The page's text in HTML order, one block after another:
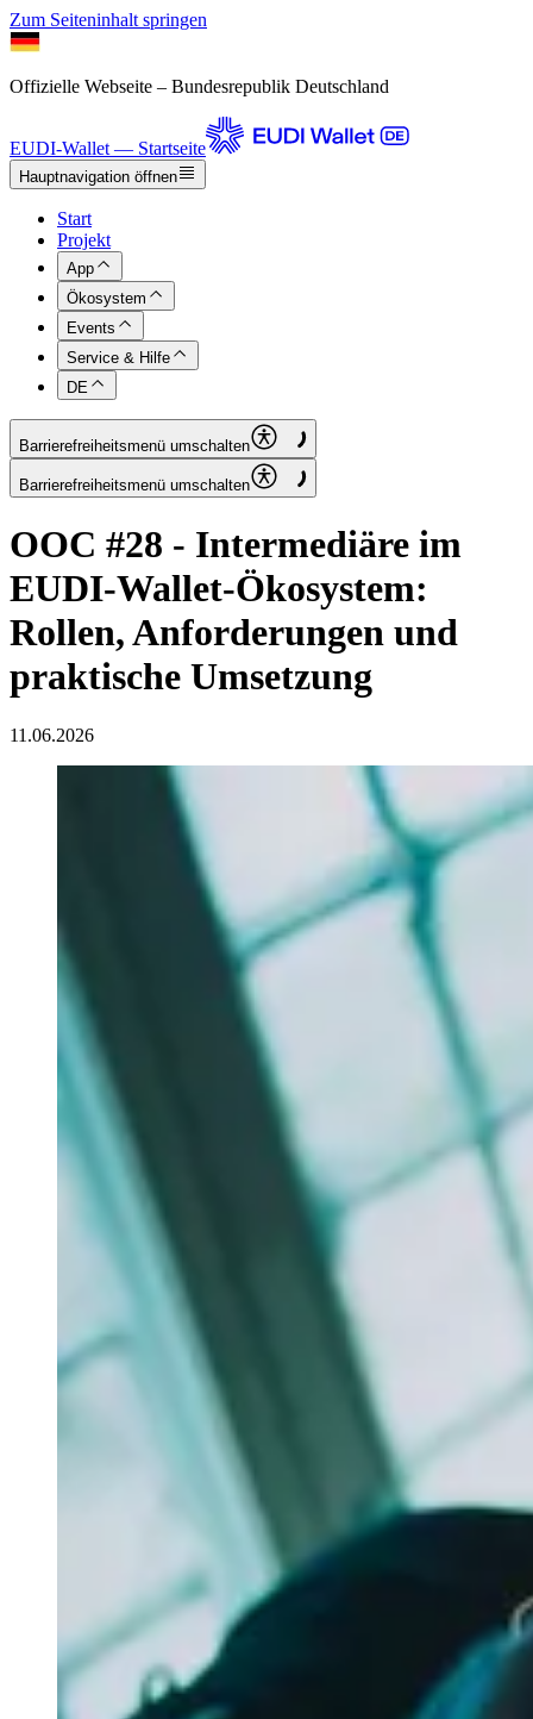
Zum Seiteninhalt springen
Offizielle Webseite – Bundesrepublik Deutschland
EUDI-Wallet — Startseite
Hauptnavigation öffnen
Start
Projekt
App
Ökosystem
Events
Service & Hilfe
DE
Barrierefreiheitsmenü umschalten
Barrierefreiheitsmenü umschalten
OOC #28 - Intermediäre im
EUDI-Wallet-Ökosystem:
Rollen, Anforderungen und
praktische Umsetzung
11.06.2026